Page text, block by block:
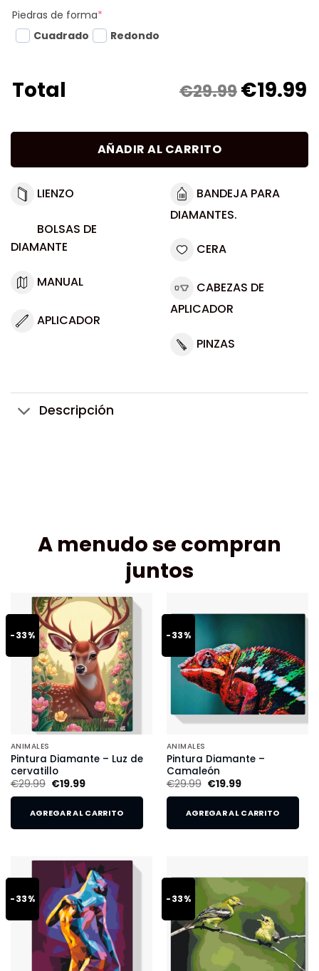
Piedras de forma*
Cuadrado
Redondo
Total €29.99€19.99
AÑADIR AL CARRITO
LIENZO
BOLSAS DE
DIAMANTE
MANUAL
APLICADOR
BANDEJA PARA
DIAMANTES.
CERA
CABEZAS DE
APLICADOR
PINZAS
Descripción
A menudo se compran
juntos
-33%
ANIMALES
Pintura Diamante – Luz de
cervatillo
€29.99 €19.99
AGREGAR AL CARRITO
-33%
ANIMALES
Pintura Diamante –
Camaleón
€29.99 €19.99
AGREGAR AL CARRITO
-33% -33%